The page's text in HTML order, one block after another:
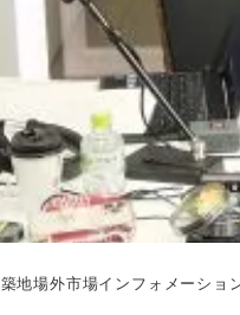
築地場外市場インフォメーシ